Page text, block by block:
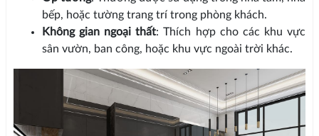
bếp, hoặc tường trang trí trong phòng khách.
Không gian ngoại thất: Thích hợp cho các khu vực
sân vườn, ban công, hoặc khu vực ngoài trời khác.